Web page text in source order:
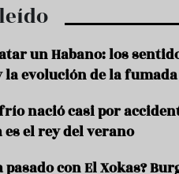
n
C
o
c
e
un Habano: los
la evolución de la fumada
nació casi por
es el rey del verano
pasado con El Xokas?